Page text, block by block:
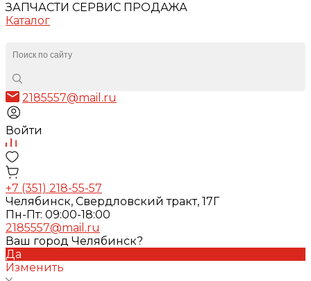
ЗАПЧАСТИ СЕРВИС ПРОДАЖА
Каталог
2185557@mail.ru
Войти
+7 (351) 218-55-57
Челябинск, Свердловский тракт, 17Г
Пн-Пт: 09:00-18:00
2185557@mail.ru
Ваш город Челябинск?
Да
Изменить